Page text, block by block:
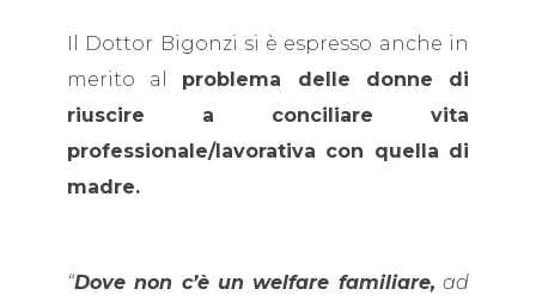
Il Dottor Bigonzi si è espresso anche in
merito al problema delle donne di
riuscire a conciliare vita
professionale/lavorativa con quella di
madre.
“Dove non c’è un welfare familiare, ad